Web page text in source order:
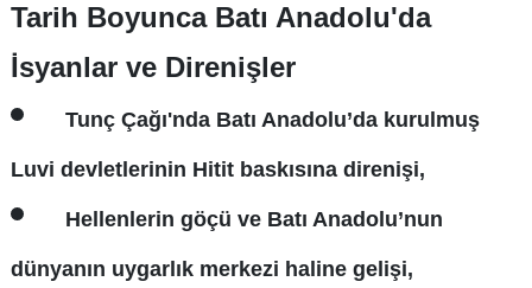
Tarih Boyunca Batı Anadolu'da
İsyanlar ve Direnişler
Tunç Çağı'nda Batı Anadolu’da kurulmuş
Luvi devletlerinin Hitit baskısına direnişi,
Hellenlerin göçü ve Batı Anadolu’nun
dünyanın uygarlık merkezi haline gelişi,